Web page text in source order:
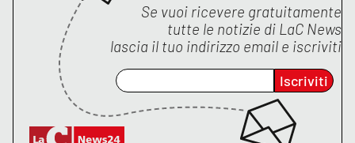
Se vuoi ricevere gratuitamente
tutte le notizie di LaC News
lascia il tuo indirizzo email e iscriviti
Iscriviti